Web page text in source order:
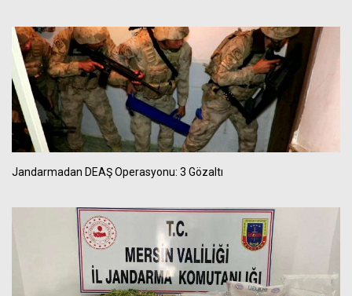
Jandarmadan DEAŞ Operasyonu: 3 Gözaltı